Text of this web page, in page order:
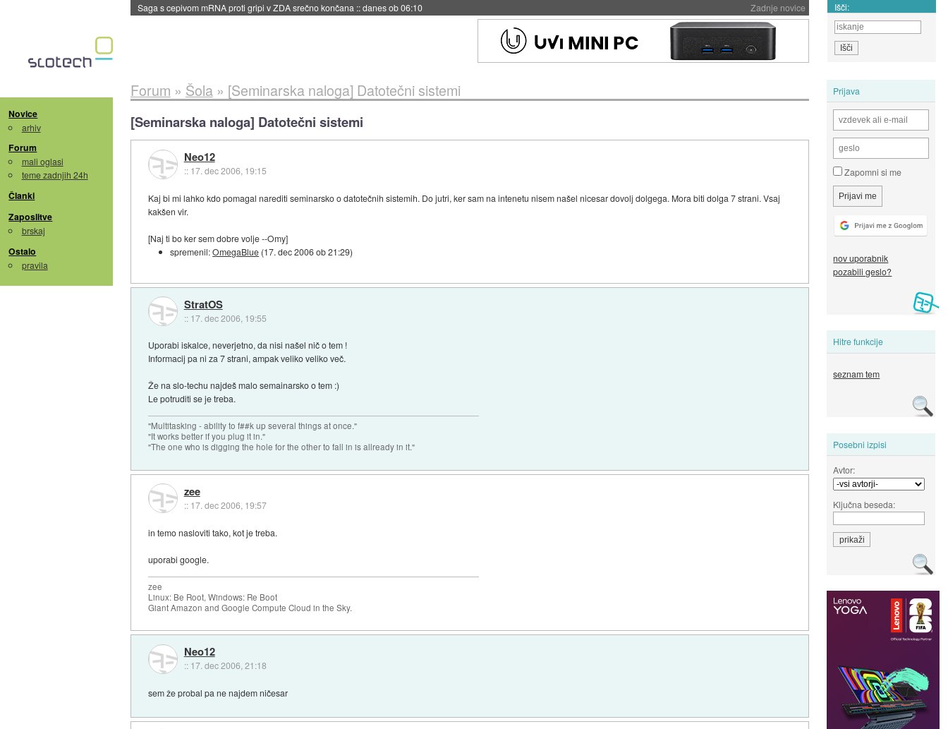
Zadnje novice
Saga s cepivom mRNA proti gripi v ZDA srečno končana ::danes ob 06:10 Išči:
Novice
arhiv
Forum
mali oglasi
teme zadnjih 24h
Članki
Zaposlitve
brskaj
Ostalo
pravila
Prijava
Zapomni si me
nov uporabnik
pozabili geslo?
Hitre funkcije
seznam tem
Posebni izpisi
Avtor:
Ključna beseda:
Forum » Šola» [Seminarska naloga] Datotečni sistemi
[Seminarska naloga] Datotečni sistemi
Neo12
:: 17. dec 2006, 19:15
Kaj bi mi lahko kdo pomagal narediti seminarsko o datotečnih sistemih. Do jutri, ker sam na intenetu nisem našel nicesar dovolj dolgega. Mora biti dolga 7 strani. Vsaj
kakšen vir.
[Naj ti bo ker sem dobre volje --Omy]
spremenil:OmegaBlue (17. dec 2006 ob 21:29)
StratOS
:: 17. dec 2006, 19:55
Uporabi iskalce, neverjetno, da nisi našel nič o tem !
Informacij pa ni za 7 strani, ampak veliko veliko več.
Že na slo-techu najdeš malo semainarsko o tem :)
Le potruditi se je treba.
"Multitasking - ability to f##k up several things at once."
"It works better if you plug it in."
"The one who is digging the hole for the other to fall in is allready in it."
zee
:: 17. dec 2006, 19:57
in temo nasloviti tako, kot je treba.
uporabi google.
zee
Linux: Be Root, Windows: Re Boot
Giant Amazon and Google Compute Cloud in the Sky.
Neo12
:: 17. dec 2006, 21:18
sem že probal pa ne najdem ničesar